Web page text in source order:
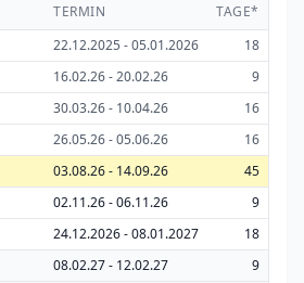
TERMIN
TAGE*
22.12.2025 - 05.01.2026
18
16.02.26 - 20.02.26
9
30.03.26 - 10.04.26
16
26.05.26 - 05.06.26
16
03.08.26 - 14.09.26
45
02.11.26 - 06.11.26
9
24.12.2026 - 08.01.2027
18
08.02.27 - 12.02.27
9